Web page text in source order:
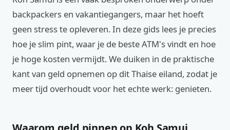
backpackers en vakantiegangers, maar het hoeft
geen stress te opleveren. In deze gids lees je precies
hoe je slim pint, waar je de beste ATM's vindt en hoe
je hoge kosten vermijdt. We duiken in de praktische
kant van geld opnemen op dit Thaise eiland, zodat je
meer tijd overhoudt voor het echte werk: genieten.